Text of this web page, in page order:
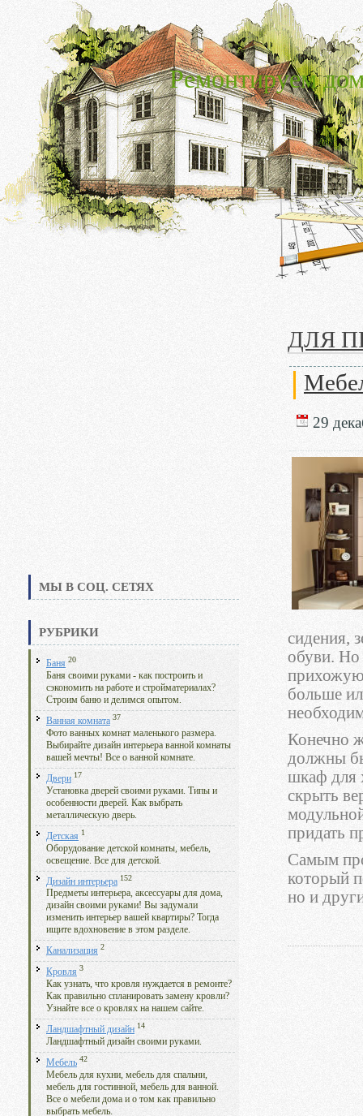
Ремонтируем
МЫ В СОЦ. СЕТЯХ
РУБРИКИ
Баня 20
Баня своими руками - как построить и
сэкономить на работе и стройматериалах?
Строим баню и делимся опытом.
Ванная комната 37
Фото ванных комнат маленького размера.
Выбирайте дизайн интерьера ванной комнаты
вашей мечты! Все о ванной комнате.
Двери 17
Установка дверей своими руками. Типы и
особенности дверей. Как выбрать
металлическую дверь.
Детская 1
Оборудование детской комнаты, мебель,
освещение. Все для детской.
Дизайн интерьера 152
Предметы интерьера, аксессуары для дома,
дизайн своими руками! Вы задумали
изменить интерьер вашей квартиры? Тогда
ищите вдохновение в этом разделе.
Канализация 2
Кровля 3
Как узнать, что кровля нуждается в ремонте?
Как правильно спланировать замену кровли?
Узнайте все о кровлях на нашем сайте.
Ландшафтный дизайн 14
Ландшафтный дизайн своими руками.
Мебель 42
Мебель для кухни, мебель для спальни,
мебель для гостинной, мебель для ванной.
Все о мебели дома и о том как правильно
выбрать мебель.
ДЛЯ
29
сидения,
обуви. Но
прихожую
больше
Конечно
должны
шкаф для
скрыть
придать
Самым
который
но и